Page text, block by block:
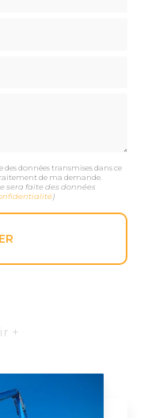
des données transmises dans ce
de ma demande.
sera faite des données
)
+